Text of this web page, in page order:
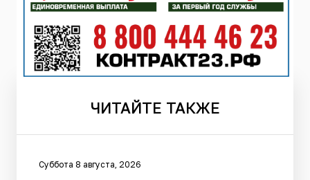
ЧИТАЙТЕ ТАКЖЕ
Суббота 8 августа, 2026